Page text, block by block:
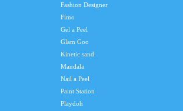
Fashion Designer
Fimo
Gel a Peel
Glam Goo
Kinetic sand
Mandala
Nail a Peel
Paint Station
Playdoh